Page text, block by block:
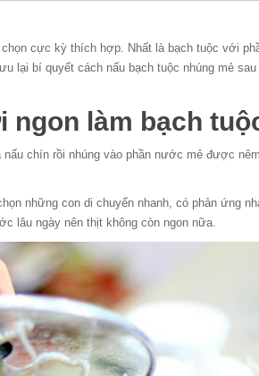
cực kỳ thích hợp. Nhất là bạch tuộc với
lại bí quyết cách nấu bạch tuộc nhúng mẻ
ngon làm bạch
chín rồi nhúng vào phần nước mẻ được
những con di chuyển nhanh, có phản ứng
lâu ngày nên thịt không còn ngon nữa.